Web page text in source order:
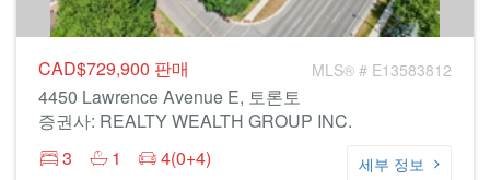
CAD$729,900 판매 MLS® # E13583812
4450 Lawrence Avenue E, 토론토
증권사: REALTY WEALTH GROUP INC.
3
1 4(0+4) 세부 정보